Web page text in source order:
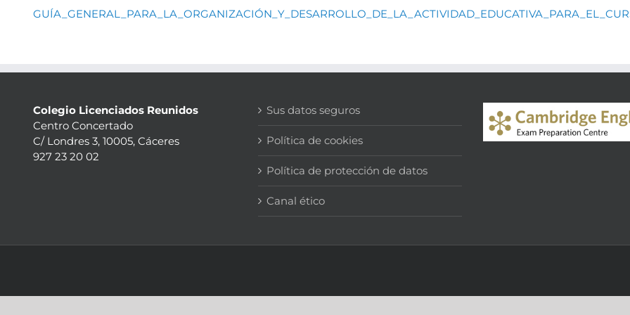
Colegio Licenciados Reunidos
Centro Concertado
C/ Londres 3, 10005, Cáceres
927 23 20 02
Sus datos seguros
Política de cookies
Política de protección de datos
Canal ético